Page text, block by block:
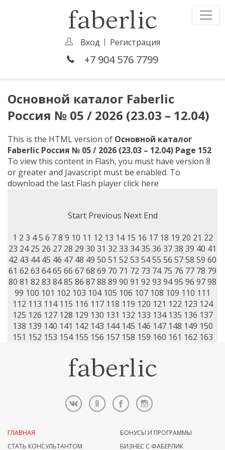
Вход Регистрация
+7 904 576 7799
Основной каталог Faberlic
Россия № 05 / 2026 (23.03 – 12.04)
This is the HTML version of Основной каталог
Faberlic Россия № 05 / 2026 (23.03 – 12.04) Page 152
To view this content in Flash, you must have version 8
or greater and Javascript must be enabled. To
download the last Flash playerclick here
Start Previous Next End
1 2 3 4 5 6 7 8 9 10 11 12 13 14 15 16 17 18 19 20 21 22
23 24 25 26 27 28 29 30 31 32 33 3435 36 3738 39 40 41
42 43 44 45 46 47 48 49 50 51 52 53 5455 56 5758 59 60
61 62 63 6465 66 6768 69 70 71 72 73 74 75 76 77 78 79
80 81 82 83 8485 86 8788 89 90 91 92 93 9495 96 9798
99 100 101 102 103 104 105 106 107 108 109 110 111
112 113 114 115 116 117 118 119 120 121 122 123 124
125 126 127 128 129 130 131 132 133 134 135 136 137
138 139 140 141 142 143 144 145 146 147 148 149 150
151 152 153 154 155 156 157 158 159 160 161 162 163
ГЛАВНАЯ
СТАТЬ КОНСУЛЬТАНТОМ
БОНУСЫ И ПРОГРАММЫ
БИЗНЕС С ФАБЕРЛИК